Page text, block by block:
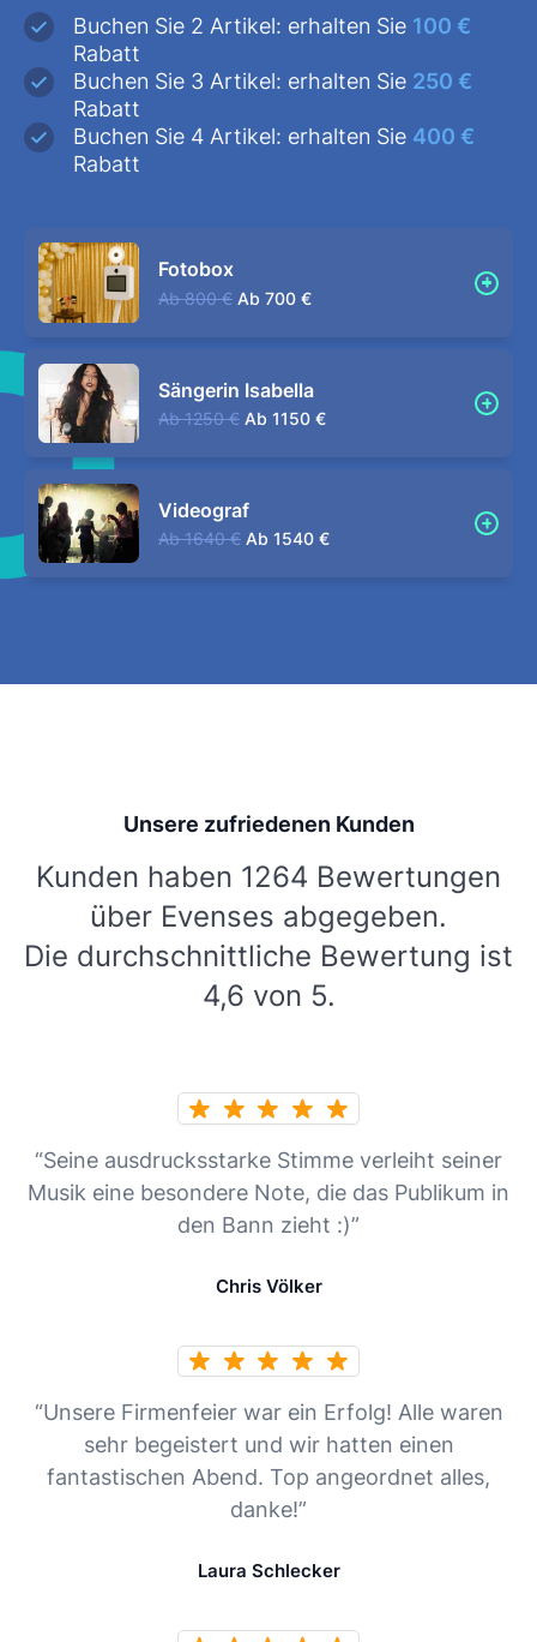
Buchen Sie 2 Artikel: erhalten Sie 100 €
Rabatt
Buchen Sie 3 Artikel: erhalten Sie 250 €
Rabatt
Buchen Sie 4 Artikel: erhalten Sie 400 €
Rabatt
Fotobox
Ab 800 € Ab 700 €
Sängerin Isabella
Ab 1250 € Ab 1150 €
Videograf
Ab 1640 € Ab 1540 €
Unsere zufriedenen Kunden
Kunden haben 1264 Bewertungen
über Evenses abgegeben.
Die durchschnittliche Bewertung ist
4,6 von 5.
“Seine ausdrucksstarke Stimme verleiht seiner
Musik eine besondere Note, die das Publikum in
den Bann zieht :)”
Chris Völker
“Unsere Firmenfeier war ein Erfolg! Alle waren
sehr begeistert und wir hatten einen
fantastischen Abend. Top angeordnet alles,
danke!”
Laura Schlecker